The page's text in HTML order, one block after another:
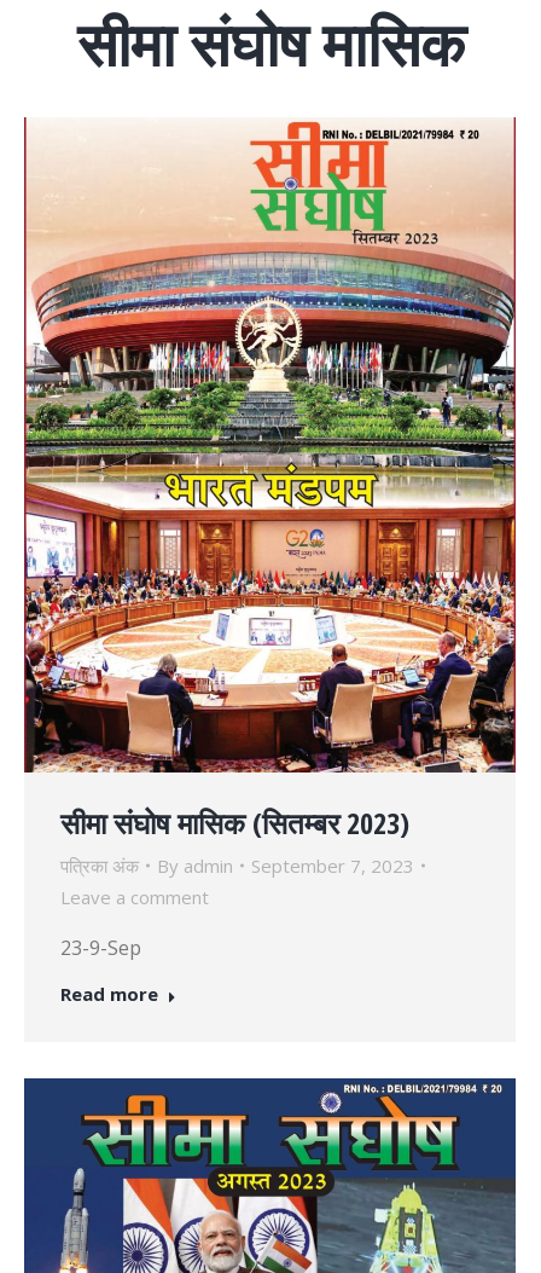
सीमा संघोष मासिक
सीमा संघोष मासिक (सितम्बर 2023)
पत्रिका अंक By admin
September 7, 2023
Leave a comment
23-9-Sep
Read more